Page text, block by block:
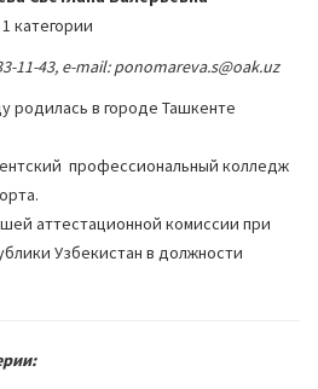
категории
11-43, e-mail: ponomareva.s@oak.uz
родилась в городе Ташкенте
профессиональный колледж
аттестационной комиссии при
Узбекистан в должности